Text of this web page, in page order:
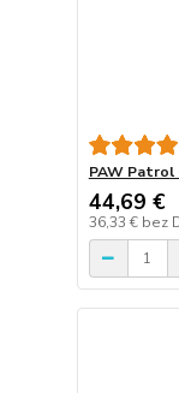
PAW Patrol
44,69 €
36,33 € bez